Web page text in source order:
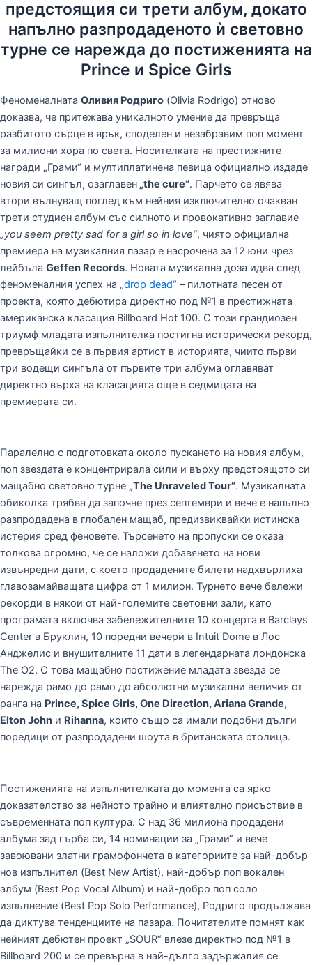
предстоящия си трети албум, докато
напълно разпродаденото ѝ световно
турне се нарежда до постиженията на
Prince и Spice Girls
Феноменалната Оливия Родриго (Olivia Rodrigo) отново
доказва, че притежава уникалното умение да превръща
разбитото сърце в ярък, споделен и незабравим поп момент
за милиони хора по света. Носителката на престижните
награди „Грами“ и мултиплатинена певица официално издаде
новия си сингъл, озаглавен „the cure“. Парчето се явява
втори вълнуващ поглед към нейния изключително очакван
трети студиен албум със силното и провокативно заглавие
„you seem pretty sad for a girl so in love“, чиято официална
премиера на музикалния пазар е насрочена за 12 юни чрез
лейбъла Geffen Records. Новата музикална доза идва след
феноменалния успех на „drop dead“ – пилотната песен от
проекта, която дебютира директно под №1 в престижната
американска класация Billboard Hot 100. С този грандиозен
триумф младата изпълнителка постигна исторически рекорд,
превръщайки се в първия артист в историята, чиито първи
три водещи сингъла от първите три албума оглавяват
директно върха на класацията още в седмицата на
премиерата си.
Паралелно с подготовката около пускането на новия албум,
поп звездата е концентрирала сили и върху предстоящото си
мащабно световно турне „The Unraveled Tour“. Музикалната
обиколка трябва да започне през септември и вече е напълно
разпродадена в глобален мащаб, предизвиквайки истинска
истерия сред феновете. Търсенето на пропуски се оказа
толкова огромно, че се наложи добавянето на нови
извънредни дати, с което продадените билети надхвърлиха
главозамайващата цифра от 1 милион. Турнето вече бележи
рекорди в някои от най-големите световни зали, като
програмата включва забележителните 10 концерта в Barclays
Center в Бруклин, 10 поредни вечери в Intuit Dome в Лос
Анджелис и внушителните 11 дати в легендарната лондонска
The O2. С това мащабно постижение младата звезда се
нарежда рамо до рамо до абсолютни музикални величия от
ранга на Prince, Spice Girls, One Direction, Ariana Grande,
Elton John и Rihanna, които също са имали подобни дълги
поредици от разпродадени шоута в британската столица.
Постиженията на изпълнителката до момента са ярко
доказателство за нейното трайно и влиятелно присъствие в
съвременната поп култура. С над 36 милиона продадени
албума зад гърба си, 14 номинации за „Грами“ и вече
завоювани златни грамофончета в категориите за най-добър
нов изпълнител (Best New Artist), най-добър поп вокален
албум (Best Pop Vocal Album) и най-добро поп соло
изпълнение (Best Pop Solo Performance), Родриго продължава
да диктува тенденциите на пазара. Почитателите помнят как
нейният дебютен проект „SOUR“ влезе директно под №1 в
Billboard 200 и се превърна в най-дълго задържалия се